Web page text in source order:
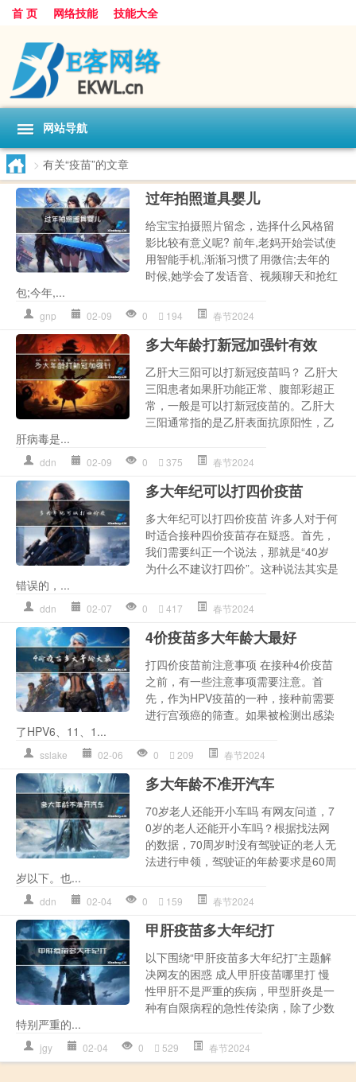
首 页 网络技能 技能大全
网站导航
> 有关“疫苗”的文章
过年拍照道具婴儿
给宝宝拍摄照片留念，选择什么风格留
影比较有意义呢? 前年,老妈开始尝试使
用智能手机,渐渐习惯了用微信;去年的
时候,她学会了发语音、视频聊天和抢红
包;今年,...
gnp 02-09 0 194 春节2024
多大年龄打新冠加强针有效
乙肝大三阳可以打新冠疫苗吗？ 乙肝大
三阳患者如果肝功能正常、腹部彩超正
常，一般是可以打新冠疫苗的。乙肝大
三阳通常指的是乙肝表面抗原阳性，乙
肝病毒是...
ddn 02-09 0 375 春节2024
多大年纪可以打四价疫苗
多大年纪可以打四价疫苗 许多人对于何
时适合接种四价疫苗存在疑惑。首先，
我们需要纠正一个说法，那就是“40岁
为什么不建议打四价”。这种说法其实是
错误的，...
ddn 02-07 0 417 春节2024
4价疫苗多大年龄大最好
打四价疫苗前注意事项 在接种4价疫苗
之前，有一些注意事项需要注意。首
先，作为HPV疫苗的一种，接种前需要
进行宫颈癌的筛查。如果被检测出感染
了HPV6、11、1...
sslake 02-06 0 209 春节2024
多大年龄不准开汽车
70岁老人还能开小车吗 有网友问道，7
0岁的老人还能开小车吗？根据找法网
的数据，70周岁时没有驾驶证的老人无
法进行申领，驾驶证的年龄要求是60周
岁以下。也...
ddn 02-04 0 159 春节2024
甲肝疫苗多大年纪打
以下围绕“甲肝疫苗多大年纪打”主题解
决网友的困惑 成人甲肝疫苗哪里打 慢
性甲肝不是严重的疾病，甲型肝炎是一
种有自限病程的急性传染病，除了少数
特别严重的...
jgy 02-04 0 529 春节2024